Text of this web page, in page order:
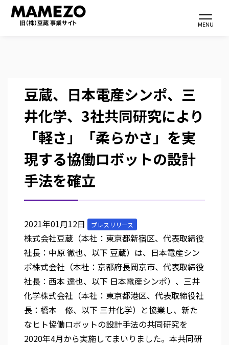
MENU
豆蔵、日本電産シンポ、三
井化学、3社共同研究により
「軽さ」「柔らかさ」を実
現する協働ロボットの設計
手法を確立
2021年01月12日 プレスリリース
株式会社豆蔵（本社：東京都新宿区、代表取締役
社長：中原 徹也、以下 豆蔵）は、日本電産シン
ポ株式会社（本社：京都府長岡京市、代表取締役
社長：西本 達也、以下 日本電産シンポ）、三井
化学株式会社（本社：東京都港区、代表取締役社
長：橋本 修、以下 三井化学）と協業し、新た
なヒト協働ロボットの設計手法の共同研究を
2020年4月から実施してまいりました。本共同研